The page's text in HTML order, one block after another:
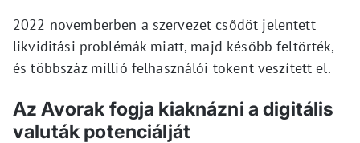
2022 novemberben a szervezet csődöt jelentett
likviditási problémák miatt, majd később feltörték,
és többszáz millió felhasználói tokent veszített el.
Az Avorak fogja kiaknázni a digitális
valuták potenciálját